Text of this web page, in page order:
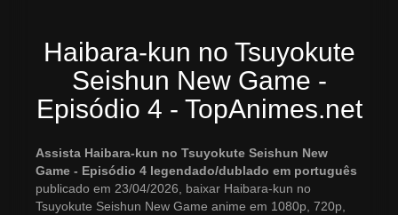
Haibara-kun no Tsuyokute
Seishun New Game -
Episódio 4 - TopAnimes.net
Assista Haibara-kun no Tsuyokute Seishun New
Game - Episódio 4 legendado/dublado em português
publicado em 23/04/2026, baixar Haibara-kun no
Tsuyokute Seishun New Game anime em 1080p, 720p,